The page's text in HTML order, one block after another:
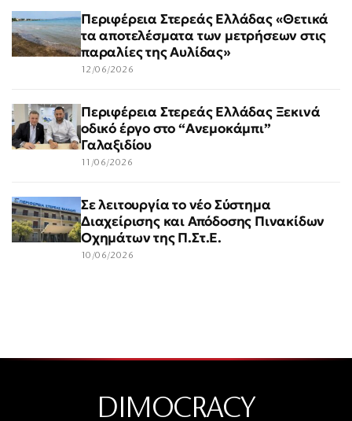
Περιφέρεια Στερεάς Ελλάδας «Θετικά
τα αποτελέσματα των μετρήσεων στις
παραλίες της Αυλίδας»
12/06/2026
Περιφέρεια Στερεάς Ελλάδας Ξεκινά
οδικό έργο στο “Ανεμοκάμπι”
Γαλαξιδίου
11/06/2026
Σε λειτουργία το νέο Σύστημα
Διαχείρισης και Απόδοσης Πινακίδων
Οχημάτων της Π.Στ.Ε.
10/06/2026
DIMOCRACY